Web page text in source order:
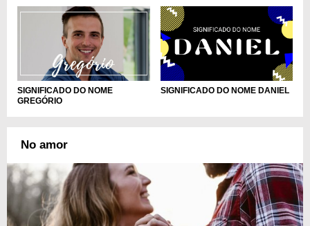
SIGNIFICADO DO NOME
GREGÓRIO
SIGNIFICADO DO NOME DANIEL
No amor